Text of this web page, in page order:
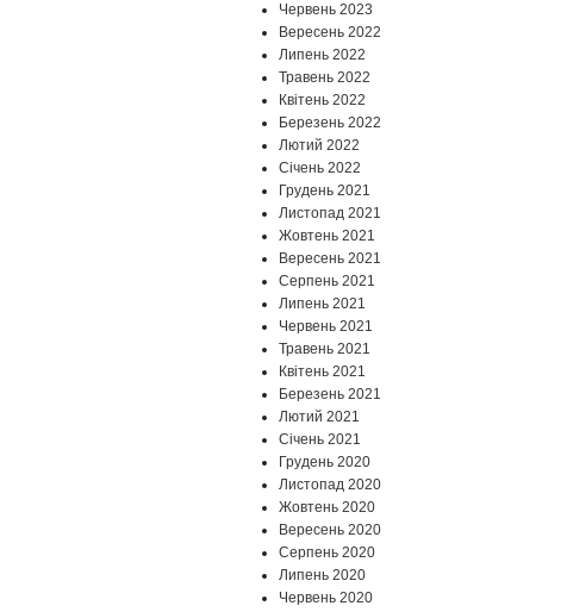
Червень 2023
Вересень 2022
Липень 2022
Травень 2022
Квітень 2022
Березень 2022
Лютий 2022
Січень 2022
Грудень 2021
Листопад 2021
Жовтень 2021
Вересень 2021
Серпень 2021
Липень 2021
Червень 2021
Травень 2021
Квітень 2021
Березень 2021
Лютий 2021
Січень 2021
Грудень 2020
Листопад 2020
Жовтень 2020
Вересень 2020
Серпень 2020
Липень 2020
Червень 2020